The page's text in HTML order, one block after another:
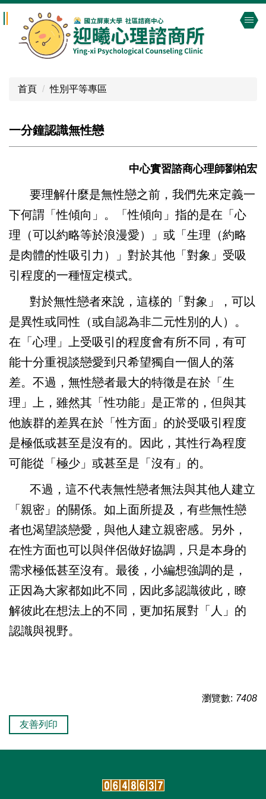
到
首頁 性別平等專區
一分鐘認識無性戀
中心實習諮商心理師劉柏宏
要理解什麼是無性戀之前，我們先來定義一
下何謂「性傾向」。「性傾向」指的是在「心
理（可以約略等於浪漫愛）」或「生理（約略
是肉體的性吸引力）」對於其他「對象」受吸
引程度的一種恆定模式。
對於無性戀者來說，這樣的「對象」，可以
是異性或同性（或自認為非二元性別的人）。
在「心理」上受吸引的程度會有所不同，有可
能十分重視談戀愛到只希望獨自一個人的落
差。不過，無性戀者最大的特徵是在於「生
理」上，雖然其「性功能」是正常的，但與其
他族群的差異在於「性方面」的於受吸引程度
是極低或甚至是沒有的。因此，其性行為程度
可能從「極少」或甚至是「沒有」的。
不過，這不代表無性戀者無法與其他人建立
「親密」的關係。如上面所提及，有些無性戀
者也渴望談戀愛，與他人建立親密感。另外，
在性方面也可以與伴侶做好協調，只是本身的
需求極低甚至沒有。最後，小編想強調的是，
正因為大家都如此不同，因此多認識彼此，瞭
解彼此在想法上的不同，更加拓展對「人」的
認識與視野。
瀏覽數: 7408
友善列印